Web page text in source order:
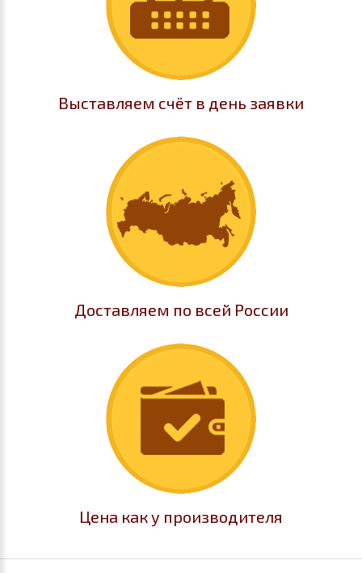
Выставляем счёт в день заявки
Доставляем по всей России
Цена как у производителя